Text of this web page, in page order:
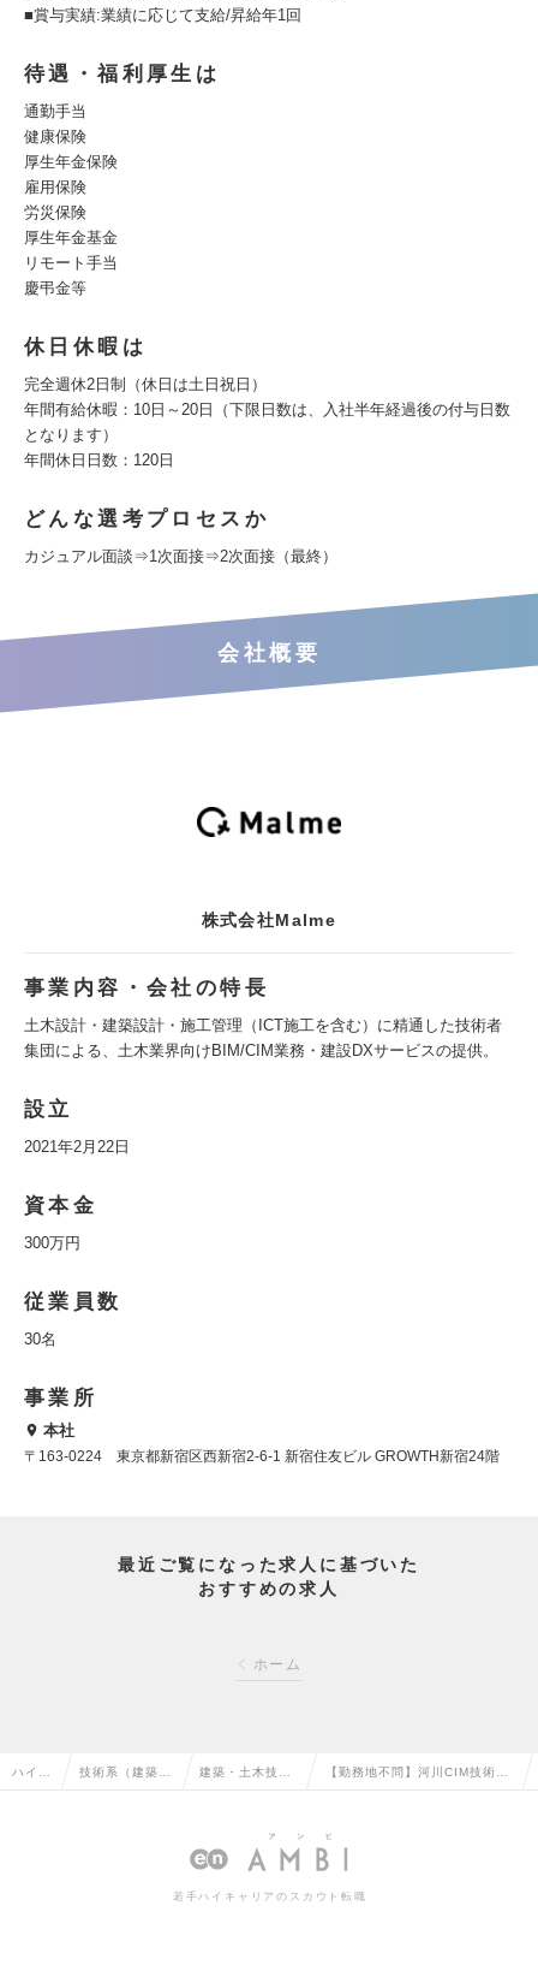
■賞与実績:業績に応じて支給/昇給年1回
待遇・福利厚生は
通勤手当
健康保険
厚生年金保険
雇用保険
労災保険
厚生年金基金
リモート手当
慶弔金等
休日休暇は
完全週休2日制（休日は土日祝日）
年間有給休暇：10日～20日（下限日数は、入社半年経過後の付与日数
となります）
年間休日日数：120日
どんな選考プロセスか
カジュアル面談⇒1次面接⇒2次面接（最終）
会社概要
株式会社Malme
事業内容・会社の特長
土木設計・建築設計・施工管理（ICT施工を含む）に精通した技術者
集団による、土木業界向けBIM/CIM業務・建設DXサービスの提供。
設立
2021年2月22日
資本金
300万円
従業員数
30名
事業所
本社
〒163-0224 東京都新宿区西新宿2-6-1 新宿住友ビル GROWTH新宿24階
最近ご覧になった求人に基づいた
おすすめの求人
ホーム
ハイク 技術系（建築・ 建築・土木技術
サルタントの転
【勤務地不問】河川CIM技術
をおもしろくする会社の求人情
若手ハイキャリアのスカウト転職